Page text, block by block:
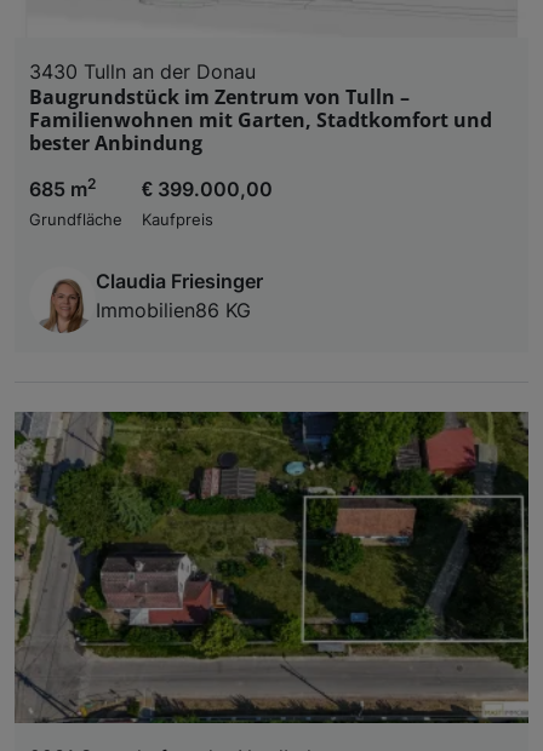
3430 Tulln an der Donau
Baugrundstück im Zentrum von Tulln –
Familienwohnen mit Garten, Stadtkomfort und
bester Anbindung
685 m2
Grundfläche
€ 399.000,00
Kaufpreis
Claudia Friesinger
Immobilien86 KG